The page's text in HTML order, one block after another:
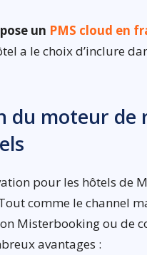
un PMS cloud en
a le choix d’inclure
du moteur
pour les hôtels de
comme le channel
Misterbooking ou de
avantages :